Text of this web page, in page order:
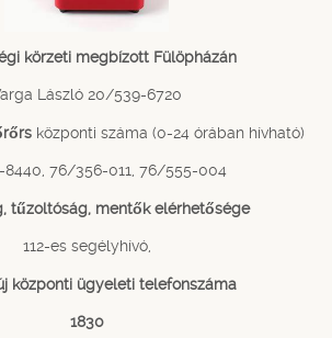
körzeti megbízott Fülöpházán
László 20/539-6720
központi száma (0-24 órában hívható)
76/356-011, 76/555-004
tűzoltóság, mentők elérhetősége
112-es segélyhívó,
központi ügyeleti telefonszáma
1830